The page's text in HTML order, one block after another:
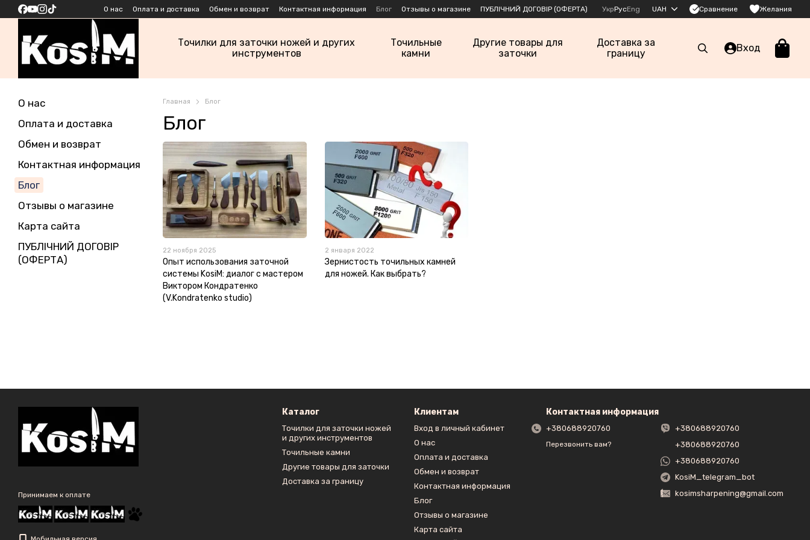
Перейти к основному контенту
О нас Оплата и доставка Обмен и возврат Контактная информация Блог Отзывы о магазине ПУБЛІЧНИЙ ДОГОВІР (ОФЕРТА) УкрРусEng UAH Сравнение Желания
Точилки для заточки ножей и других
инструментов
Точильные
камни
Другие товары для
заточки
Доставка за
границу
Вход
Главная Блог
Блог
22 ноября 2025
Опыт использования заточной
системы KosiM: диалог с мастером
Виктором Кондратенко
(V.Kondratenko studio)
2 января 2022
Зернистость точильных камней
для ножей. Как выбрать?
О нас
Оплата и доставка
Обмен и возврат
Контактная информация
Блог
Отзывы о магазине
Карта сайта
ПУБЛІЧНИЙ ДОГОВІР
(ОФЕРТА)
Принимаем к оплате
Каталог
Точилки для заточки ножей
и других инструментов
Точильные камни
Другие товары для заточки
Доставка за границу
Клиентам
Вход в личный кабинет
О нас
Оплата и доставка
Обмен и возврат
Контактная информация
Блог
Отзывы о магазине
Карта сайта
Контактная информация
+380688920760
Перезвонить вам?
+380688920760
+380688920760
+380688920760
KosiM_telegram_bot
kosimsharpening@gmail.com